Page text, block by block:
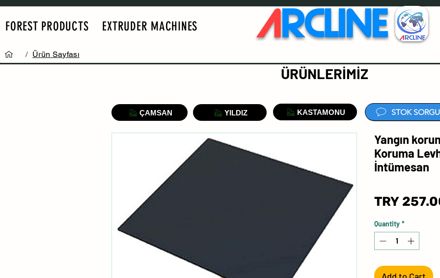
FOREST PRODUCTS EXTRUDER MACHINES ARCLINE
/ Ürün Sayfası
Yangın
Koruma
İntümesan
TRY
Quantity *
ÇAMSAN YILDIZ KASTAMONU
ÜRÜNLERİMİZ
STOK